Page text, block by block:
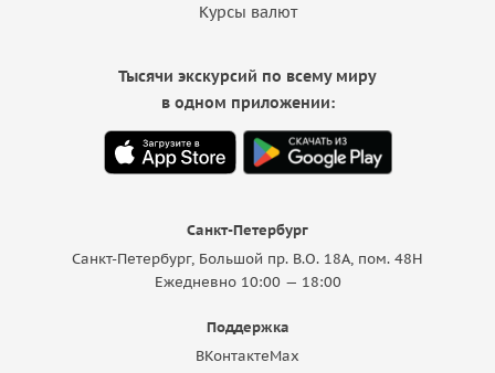
Курсы валют
Санкт-Петербург
Санкт-Петербург, Большой пр. В.О. 18A, пом. 48Н
Ежедневно 10:00 — 18:00
Поддержка
ВКонтактеMax
Тысячи экскурсий по всему миру
в одном приложении: